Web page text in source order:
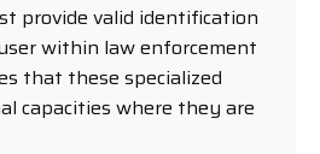
provide valid identification
within law enforcement
that these specialized
capacities where they are